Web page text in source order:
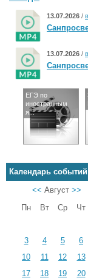
13.07.2026 /
13.07.2026 /
ЕГЭ по
иностранным
я...
Календарь событий
<< Август >>
Пн
Вт Ср Чт
3
4 5 6
10
11 12 13
17
18 19 20